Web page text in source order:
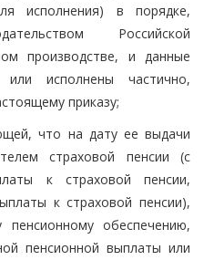
исполнения) в порядке,
Российской
производстве, и данные
исполнены частично,
приказу;
что на дату ее выдачи
страховой пенсии (с
к страховой пенсии,
к страховой пенсии),
пенсионному обеспечению,
пенсионной выплаты или